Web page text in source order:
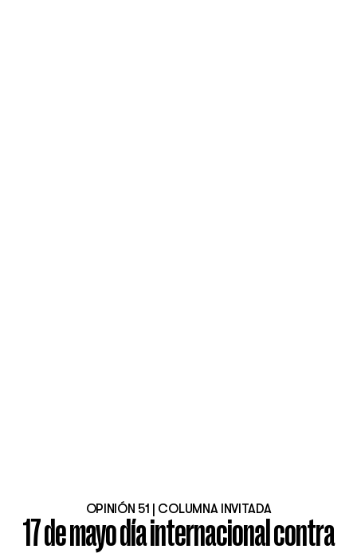
OPINIÓN 51 | COLUMNA INVITADA
17 de mayo día internacional contra